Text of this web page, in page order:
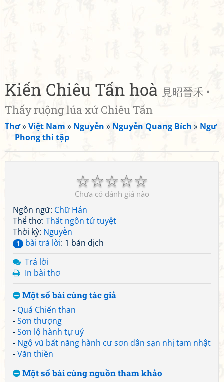
Kiến Chiêu Tấn hoà 見昭晉禾 •
Thấy ruộng lúa xứ Chiêu Tấn
Thơ»Việt Nam » Nguyễn » Nguyễn Quang Bích » Ngư
Phong thi tập
☆
☆
☆
☆
☆
Chưa có đánh giá nào
Ngôn ngữ: Chữ Hán
Thể thơ: Thất ngôn tứ tuyệt
Thời kỳ: Nguyễn
1 bài trả lời: 1 bản dịch
Trả lời
In bài thơ
Một số bài cùng tác giả
- Quá Chiến than
-Sơn thượng
-Sơn lộ hành tự uỷ
- Ngộ vũ bất năng hành cư sơn dân sạn nhị tam nhật
-Văn thiền
Một số bài cùng nguồn tham khảo